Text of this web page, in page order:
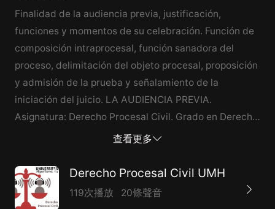
Finalidad de la audiencia previa, justificación,
funciones y momentos de su celebración. Función de
composición intraprocesal, función sanadora del
proceso, delimitación del objeto procesal, proposición
y admisión de la prueba y señalamiento de la
iniciación del juicio. LA AUDIENCIA PREVIA.
Asignatura: Derecho Procesal Civil. Grado en Derecho.
Grupo semipresencial. Profesora: Paloma Arrabal
Procesal. Universidad Miguel Hernández de Elche.
查看更多
Derecho Procesal Civil UMH
119次播放 20條聲音